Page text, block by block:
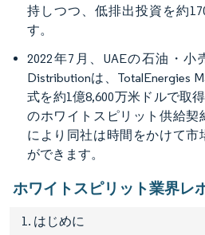
持しつつ、低排出投資を約
す。
2022年7月、UAEの石油・
Distributionは、TotalEnergies
式を約1億8,600万米ドルで取
のホワイトスピリット供給契
により同社は時間をかけて市
ができます。
ホワイトスピリット業界レ
1. はじめに